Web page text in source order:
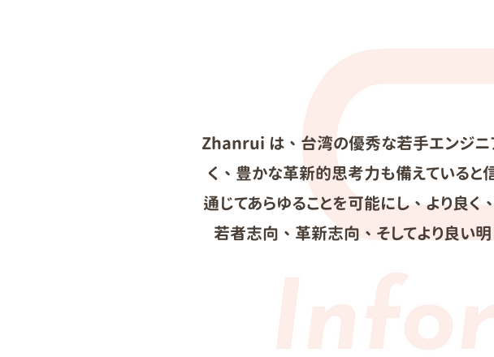
Zhanrui は、台湾の優秀な若手エンジニ
く、豊かな革新的思考力も備えていると
通じてあらゆることを可能にし、より良
若者志向、革新志向、そしてより良い